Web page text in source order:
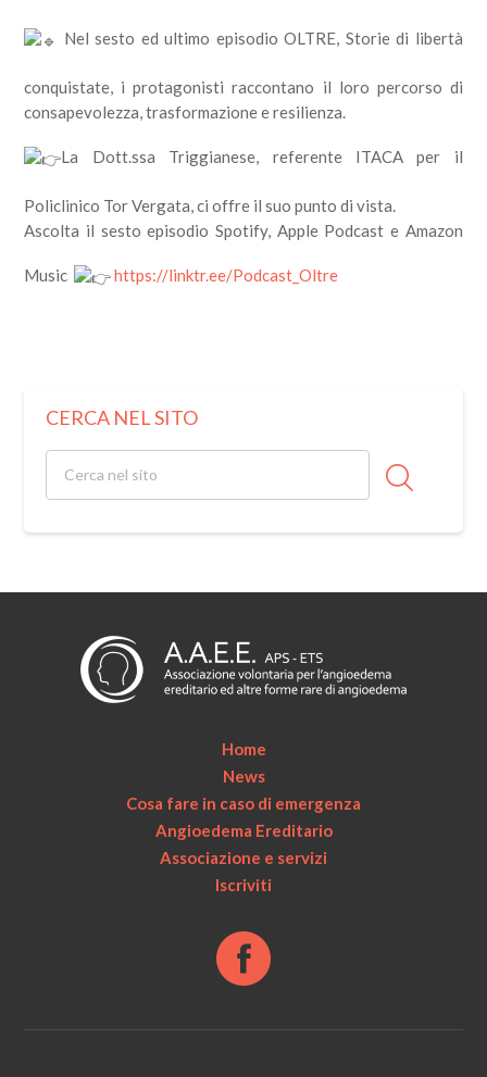
Nel sesto ed ultimo episodio OLTRE, Storie di libertà
conquistate, i protagonisti raccontano il loro percorso di
consapevolezza, trasformazione e resilienza.
La Dott.ssa Triggianese, referente ITACA per il
Policlinico Tor Vergata, ci offre il suo punto di vista.
Ascolta il sesto episodio Spotify, Apple Podcast e Amazon
Music https://linktr.ee/Podcast_Oltre
CERCA NEL SITO
Home
News
Cosa fare in caso di emergenza
Angioedema Ereditario
Associazione e servizi
Iscriviti